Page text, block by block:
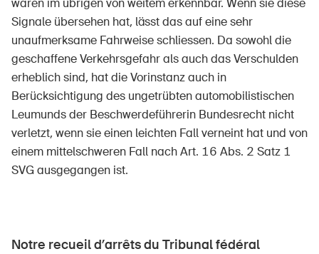
DE FR IT EN
Page d'accueil
S'abonner à la newsletter
waren im übrigen von weitem erkennbar. Wenn sie diese
Signale übersehen hat, lässt das auf eine sehr
unaufmerksame Fahrweise schliessen. Da sowohl die
geschaffene Verkehrsgefahr als auch das Verschulden
erheblich sind, hat die Vorinstanz auch in
Berücksichtigung des ungetrübten automobilistischen
Leumunds der Beschwerdeführerin Bundesrecht nicht
verletzt, wenn sie einen leichten Fall verneint hat und von
einem mittelschweren Fall nach Art. 16 Abs. 2 Satz 1
SVG ausgegangen ist.
Notre recueil d’arrêts du Tribunal fédéral